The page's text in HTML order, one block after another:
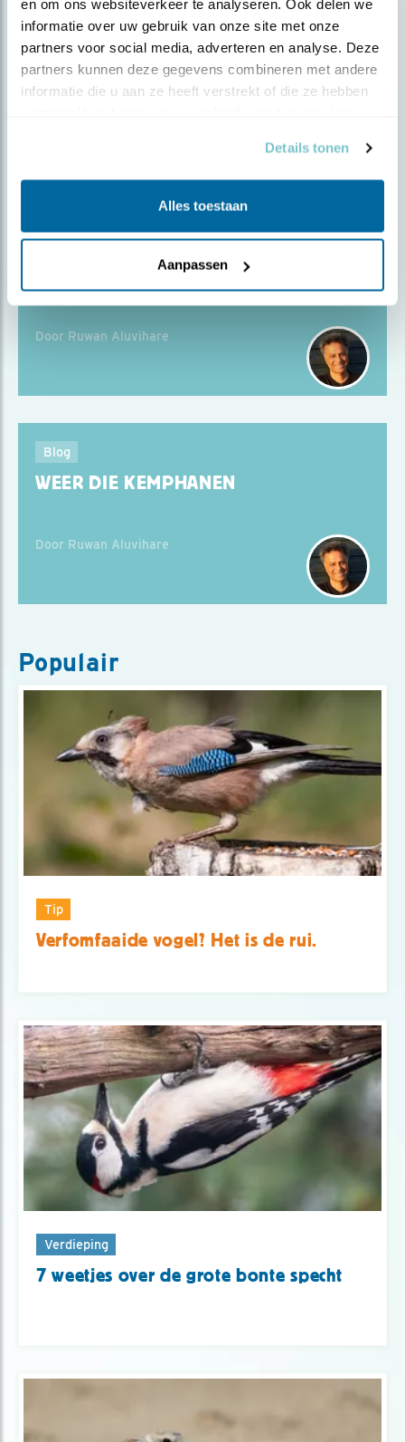
en om ons websiteverkeer te analyseren. Ook delen we
informatie over uw gebruik van onze site met onze
partners voor social media, adverteren en analyse. Deze
partners kunnen deze gegevens combineren met andere
informatie die u aan ze heeft verstrekt of die ze hebben
Details tonen
Alles toestaan
Aanpassen
Blog
DE WONDERLIJKE JUFFERS VAN
KICHAN
Blog
IN DE OGEN VAN EEN VOGEL
Door Ruwan Aluvihare
Blog
WEER DIE KEMPHANEN
Door Ruwan Aluvihare
Populair
Tip
Verfomfaaide vogel? Het is de rui.
Verdieping
7 weetjes over de grote bonte specht